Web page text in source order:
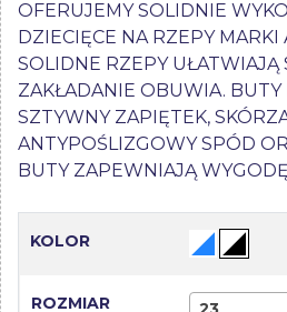
OFERUJEMY SOLIDNIE
DZIECIĘCE NA RZEPY MARKI
SOLIDNE RZEPY UŁATWIAJĄ
ZAKŁADANIE OBUWIA. BUTY
SZTYWNY ZAPIĘTEK,
ANTYPOŚLIZGOWY SPÓD
BUTY ZAPEWNIAJĄ
KOLOR
ROZMIAR